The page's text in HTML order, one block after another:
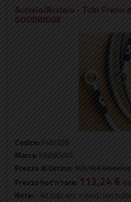
Acciaio/Acciaio - Tubi Freno
GOODRIDGE
Codice: F48102B
Marca: KAWASAKI
Prezzo di listino:145,18 €iva
Prezzo hot'n'rare: 113,24 €
Note: - kit tubi ant. e post. con